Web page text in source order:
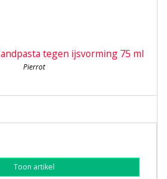
tegen ijsvorming 75 ml
Pierrot
Toon artikel